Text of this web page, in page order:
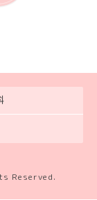
Reserved.